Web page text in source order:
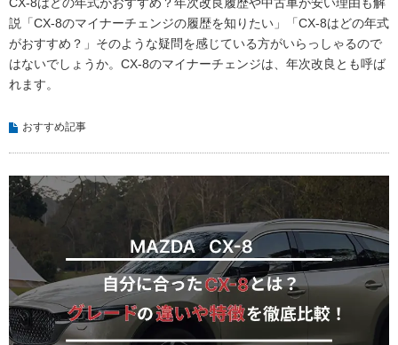
説「CX-8のマイナーチェンジの履歴を知りたい」「CX-8はどの年式
がおすすめ？」そのような疑問を感じている方がいらっしゃるので
はないでしょうか。CX-8のマイナーチェンジは、年次改良とも呼ば
れます。
おすすめ記事